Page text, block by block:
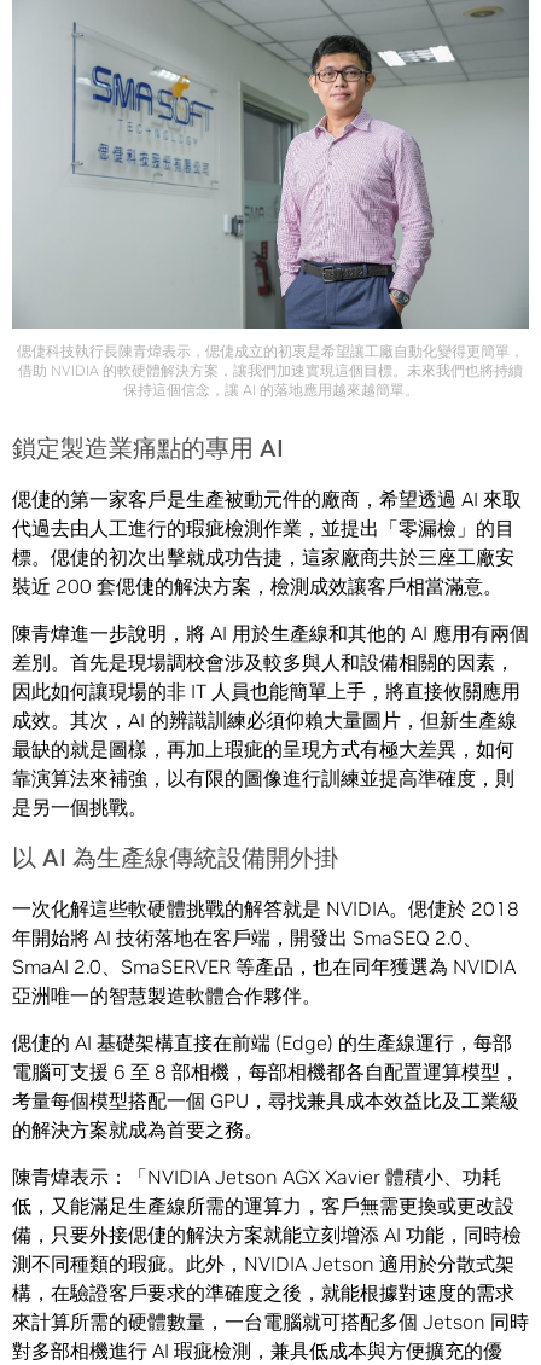
偲倢科技執行長陳青煒表示，偲倢成立的初衷是希望讓工廠自動化變得更簡單，
借助 NVIDIA 的軟硬體解決方案，讓我們加速實現這個目標。未來我們也將持續
保持這個信念，讓 AI 的落地應用越來越簡單。
鎖定製造業痛點的專用 AI
偲倢的第一家客戶是生產被動元件的廠商，希望透過 AI 來取
代過去由人工進行的瑕疵檢測作業，並提出「零漏檢」的目
標。偲倢的初次出擊就成功告捷，這家廠商共於三座工廠安
裝近 200 套偲倢的解決方案，檢測成效讓客戶相當滿意。
陳青煒進一步說明，將 AI 用於生產線和其他的 AI 應用有兩個
差別。首先是現場調校會涉及較多與人和設備相關的因素，
因此如何讓現場的非 IT 人員也能簡單上手，將直接攸關應用
成效。其次，AI 的辨識訓練必須仰賴大量圖片，但新生產線
最缺的就是圖樣，再加上瑕疵的呈現方式有極大差異，如何
靠演算法來補強，以有限的圖像進行訓練並提高準確度，則
是另一個挑戰。
以 AI 為生產線傳統設備開外掛
一次化解這些軟硬體挑戰的解答就是 NVIDIA。偲倢於 2018
年開始將 AI 技術落地在客戶端，開發出 SmaSEQ 2.0、
SmaAI 2.0、SmaSERVER 等產品，也在同年獲選為 NVIDIA
亞洲唯一的智慧製造軟體合作夥伴。
偲倢的 AI 基礎架構直接在前端 (Edge) 的生產線運行，每部
電腦可支援 6 至 8 部相機，每部相機都各自配置運算模型，
考量每個模型搭配一個 GPU，尋找兼具成本效益比及工業級
的解決方案就成為首要之務。
陳青煒表示：「NVIDIA Jetson AGX Xavier 體積小、功耗
低，又能滿足生產線所需的運算力，客戶無需更換或更改設
備，只要外接偲倢的解決方案就能立刻增添 AI 功能，同時檢
測不同種類的瑕疵。此外，NVIDIA Jetson 適用於分散式架
構，在驗證客戶要求的準確度之後，就能根據對速度的需求
來計算所需的硬體數量，一台電腦就可搭配多個 Jetson 同時
對多部相機進行 AI 瑕疵檢測，兼具低成本與方便擴充的優